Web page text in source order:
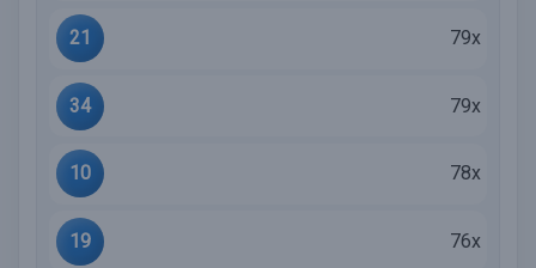
21 79x
34 79x
10 78x
19 76x